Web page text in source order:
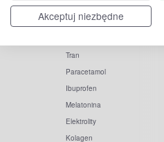
Akceptuj niezbędne
Witamina D
Witamina C
Tran
Paracetamol
Ibuprofen
Melatonina
Elektrolity
Kolagen